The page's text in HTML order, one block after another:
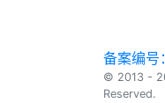
备案编号
© 2013 -
Reserved.